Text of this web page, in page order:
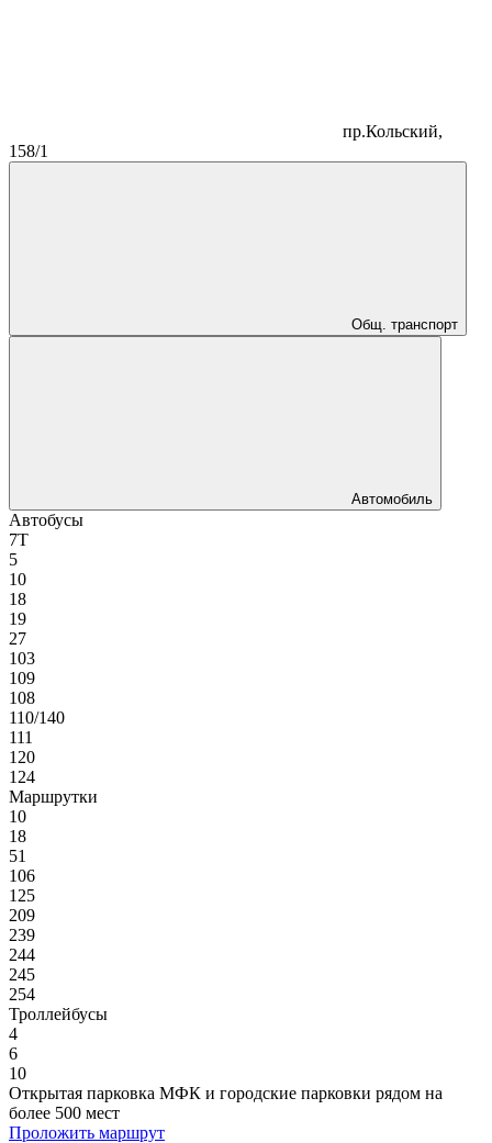
пр.Кольский,
158/1
Общ. транспорт
Автомобиль
Автобусы
7Т
5
10
18
19
27
103
109
108
110/140
111
120
124
Маршрутки
10
18
51
106
125
209
239
244
245
254
Троллейбусы
4
6
10
Открытая парковка МФК и городские парковки рядом на
более 500 мест
Проложить маршрут